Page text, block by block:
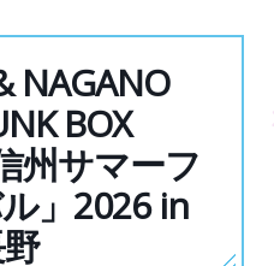
NAGANO
BOX
州サマーフ
」2026 in